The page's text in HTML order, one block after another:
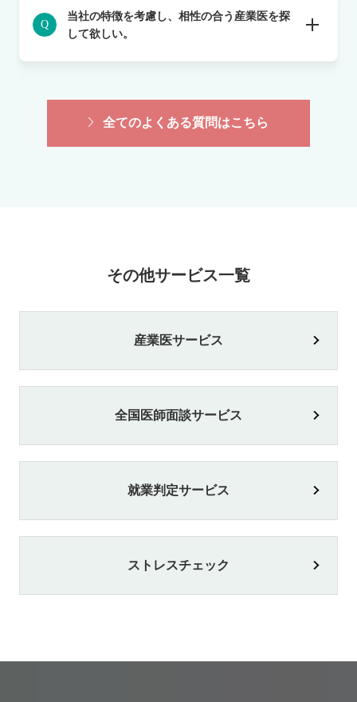
Q
当社の特徴を考慮し、相性の合う産業医を探
して欲しい。
全てのよくある質問はこちら
その他サービス一覧
産業医サービス
全国医師面談サービス
就業判定サービス
ストレスチェック